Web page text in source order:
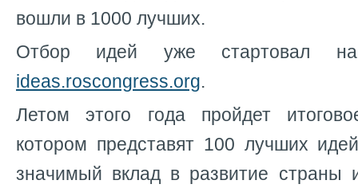
вошли в 1000 лучших.
Отбор идей уже стартовал на
ideas.roscongress.org.
Летом этого года пройдет
котором представят 100 лучших
значимый вклад в развитие страны